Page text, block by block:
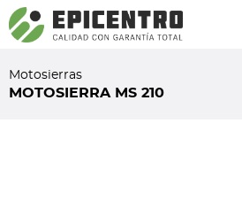
¿Olvidó su contraseña?Regístrese aquí
Motosierras
MOTOSIERRA MS 210